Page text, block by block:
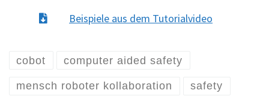
Beispiele aus dem Tutorialvideo
cobot computer aided safety
mensch roboter kollaboration safety